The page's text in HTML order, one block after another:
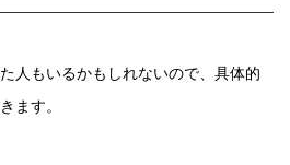
人もいるかもしれないので、具体的
ます。